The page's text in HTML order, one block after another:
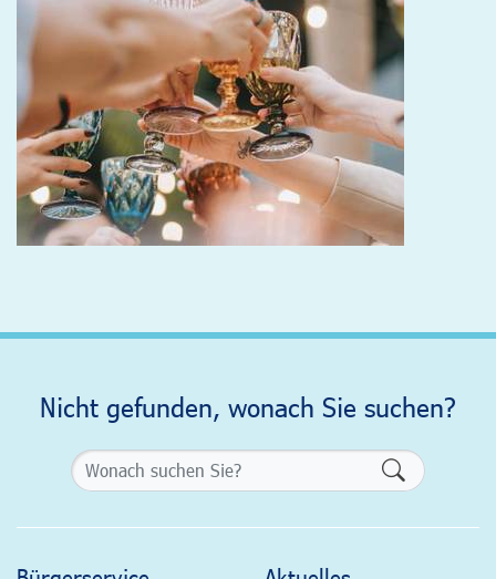
Nicht gefunden, wonach Sie suchen?